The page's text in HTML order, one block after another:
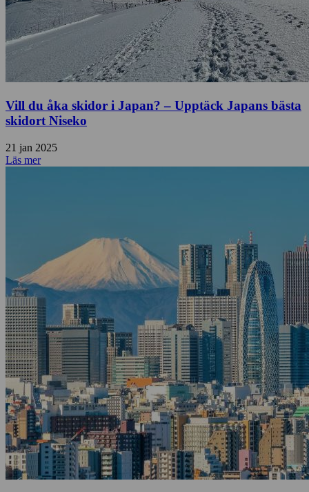
Vill du åka skidor i Japan? – Upptäck Japans bästa
skidort Niseko
21 jan 2025
Läs mer